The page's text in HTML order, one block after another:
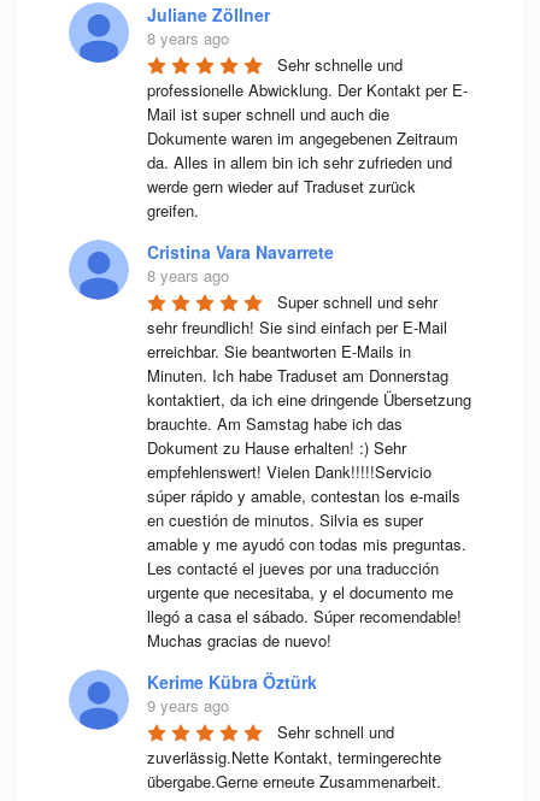
Juliane Zöllner
8 years ago
Sehr schnelle und
professionelle Abwicklung. Der Kontakt per E-
Mail ist super schnell und auch die
Dokumente waren im angegebenen Zeitraum
da. Alles in allem bin ich sehr zufrieden und
werde gern wieder auf Traduset zurück
greifen.
Cristina Vara Navarrete
8 years ago
Super schnell und sehr
sehr freundlich! Sie sind einfach per E-Mail
erreichbar. Sie beantworten E-Mails in
Minuten. Ich habe Traduset am Donnerstag
kontaktiert, da ich eine dringende Übersetzung
brauchte. Am Samstag habe ich das
Dokument zu Hause erhalten! :) Sehr
empfehlenswert! Vielen Dank!!!!!Servicio
súper rápido y amable, contestan los e-mails
en cuestión de minutos. Silvia es super
amable y me ayudó con todas mis preguntas.
Les contacté el jueves por una traducción
urgente que necesitaba, y el documento me
llegó a casa el sábado. Súper recomendable!
Muchas gracias de nuevo!
Kerime Kübra Öztürk
9 years ago
Sehr schnell und
zuverlässig.Nette Kontakt, termingerechte
übergabe.Gerne erneute Zusammenarbeit.